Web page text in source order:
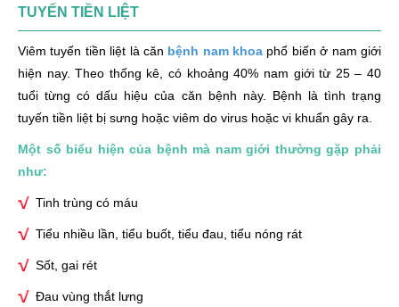
TUYẾN TIỀN LIỆT
Viêm tuyến tiền liệt là căn bệnh nam khoa phổ biến ở nam giới
hiện nay. Theo thống kê, có khoảng 40% nam giới từ 25 – 40
tuổi từng có dấu hiệu của căn bệnh này. Bệnh là tình trạng
tuyến tiền liệt bị sưng hoặc viêm do virus hoặc vi khuẩn gây ra.
Một số biểu hiện của bệnh mà nam giới thường gặp phải
như:
Tinh trùng có máu
Tiểu nhiều lần, tiểu buốt, tiểu đau, tiểu nóng rát
Sốt, gai rét
Đau vùng thắt lưng